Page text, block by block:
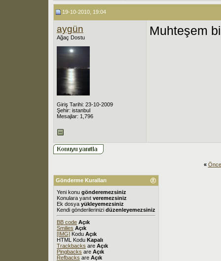
19-10-2010, 19:04
aygün
Ağaç Dostu
Giriş Tarihi: 23-10-2009
Şehir: istanbul
Mesajlar: 1,796
Muhteşem
«
Gönderme Kuralları
Yeni konu gönderemezsiniz
Konulara yanıt veremezsiniz
Ek dosya yükleyemezsiniz
Kendi gönderilerinizi düzenleyemezsiniz
BB code Açık
Smilies Açık
[IMG] Kodu Açık
HTML Kodu Kapalı
Trackbacks are Açık
Pingbacks are Açık
Refbacks are Açık